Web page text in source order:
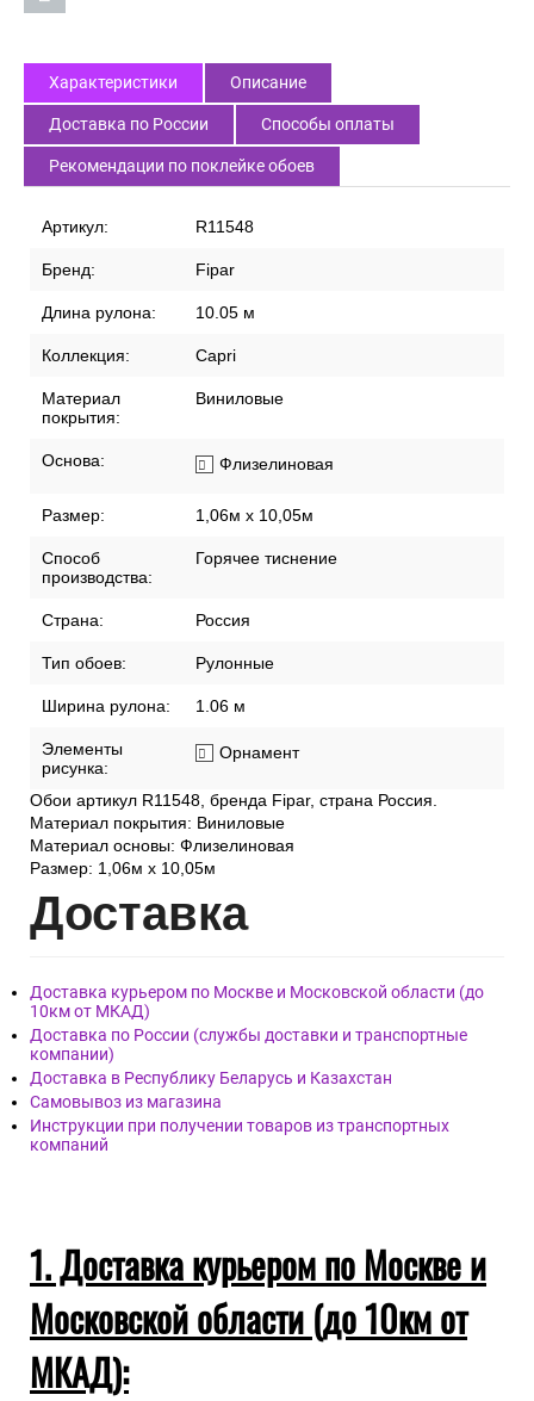
Характеристики Описание
Доставка по России Способы оплаты
Рекомендации по поклейке обоев
Артикул: R11548
Бренд: Fipar
Длина рулона: 10.05 м
Коллекция: Capri
Материал
покрытия:
Виниловые
Основа: Флизелиновая
Размер: 1,06м х 10,05м
Способ
производства:
Горячее тиснение
Страна: Россия
Тип обоев: Рулонные
Ширина рулона: 1.06 м
Элементы
рисунка:
Орнамент
Обои артикул R11548, бренда Fipar, страна Россия.
Материал покрытия: Виниловые
Материал основы: Флизелиновая
Размер: 1,06м х 10,05м
Доставка
Доставка курьером по Москве и Московской области (до
10км от МКАД)
Доставка по России (службы доставки и транспортные
компании)
Доставка в Республику Беларусь и Казахстан
Самовывоз из магазина
Инструкции при получении товаров из транспортных
компаний
1. Доставка курьером по Москве и
Московской области (до 10км от
МКАД):